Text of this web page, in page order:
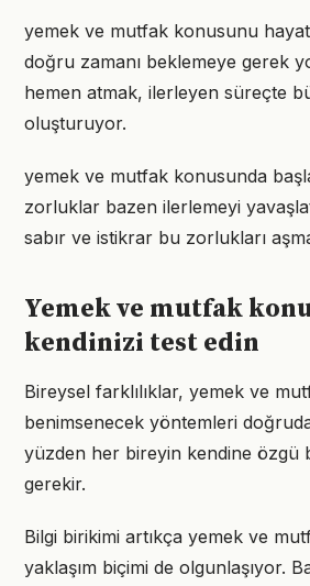
yemek ve mutfak konusunu
doğru zamanı beklemeye gerek
hemen atmak, ilerleyen süreçte
oluşturuyor.
yemek ve mutfak konusunda
zorluklar bazen ilerlemeyi
sabır ve istikrar bu zorlukları
Yemek ve mutfak
kendinizi test edin
Bireysel farklılıklar, yemek ve
benimsenecek yöntemleri
yüzden her bireyin kendine özgü
gerekir.
Bilgi birikimi artıkça yemek ve
yaklaşım biçimi de olgunlaşıyor.